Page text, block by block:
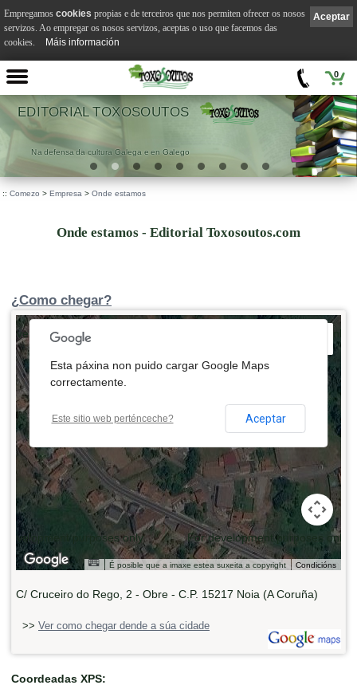
0
EDITORIAL TOXOSOUTOS
Na defensa da cultura Galega e en Galego
:: Comezo > Empresa > Onde estamos
Onde estamos - Editorial Toxosoutos.com
¿Como chegar?
For development purposes only
development purposes only
development purposes only
For development purposes only
É posible que a imaxe estea suxeita a copyright Condicións
Esta páxina non puido cargar Google Maps
correctamente.
Este sitio web perténceche? Aceptar
C/ Cruceiro do Rego, 2 - Obre - C.P. 15217 Noia (A Coruña)
>> Ver como chegar dende a súa cidade
Coordeadas XPS:
Aceptar
Empregamos cookies propias e de terceiros que nos permiten ofrecer os nosos
servizos. Ao empregar os nosos servizos, aceptas o uso que facemos das
cookies.
Máis información